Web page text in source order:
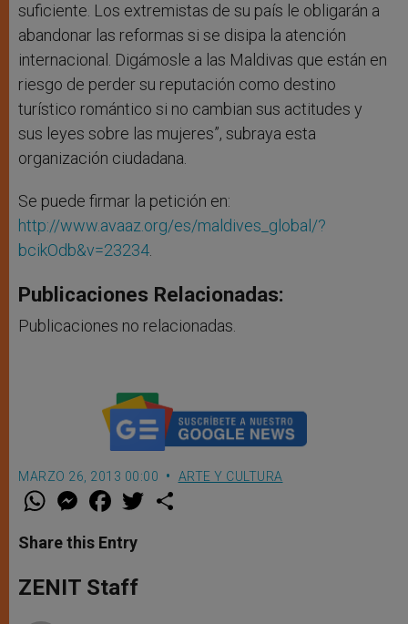
suficiente. Los extremistas de su país le obligarán a
abandonar las reformas si se disipa la atención
internacional. Digámosle a las Maldivas que están en
riesgo de perder su reputación como destino
turístico romántico si no cambian sus actitudes y
sus leyes sobre las mujeres”, subraya esta
organización ciudadana.
Se puede firmar la petición en:
http://www.avaaz.org/es/maldives_global/?
bcikOdb&v=23234.
Publicaciones Relacionadas:
Publicaciones no relacionadas.
MARZO 26, 2013 00:00 ARTE Y CULTURA
W
t
s
p
p
M
e
s
e
g
e
F
a
e
b
o
k
w
Share this Entry
ZENIT Staff